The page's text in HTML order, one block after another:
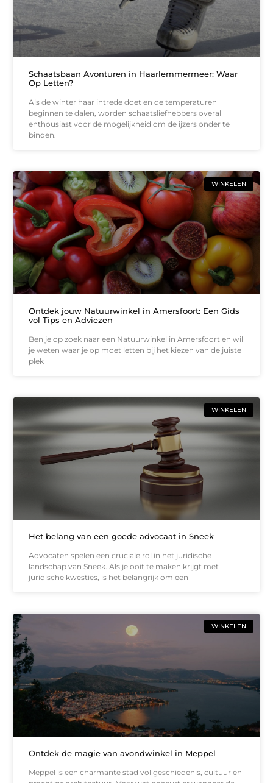
Schaatsbaan Avonturen in Haarlemmermeer: Waar
Op Letten?
Als de winter haar intrede doet en de temperaturen
beginnen te dalen, worden schaatsliefhebbers overal
enthousiast voor de mogelijkheid om de ijzers onder te
binden.
WINKELEN
Ontdek jouw Natuurwinkel in Amersfoort: Een Gids
vol Tips en Adviezen
Ben je op zoek naar een Natuurwinkel in Amersfoort en wil
je weten waar je op moet letten bij het kiezen van de juiste
plek
WINKELEN
Het belang van een goede advocaat in Sneek
Advocaten spelen een cruciale rol in het juridische
landschap van Sneek. Als je ooit te maken krijgt met
juridische kwesties, is het belangrijk om een
WINKELEN
Ontdek de magie van avondwinkel in Meppel
Meppel is een charmante stad vol geschiedenis, cultuur en